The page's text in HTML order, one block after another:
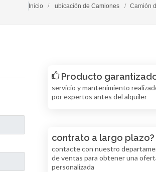
Inicio ubicación de Camiones Camión
Producto
servicio y mantenimiento
por expertos antes del alquiler
contrato a largo plazo?
contacte con nuestro
de ventas para obtener una
personalizada